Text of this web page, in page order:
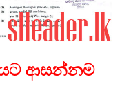
ආසන්නම